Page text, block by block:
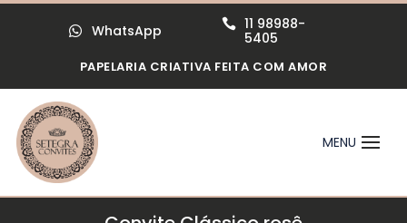
 WhatsApp 
11 98988-
5405
PAPELARIA CRIATIVA FEITA COM AMOR